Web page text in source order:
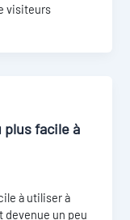
visiteurs
plus facile à
à utiliser à
devenue un peu